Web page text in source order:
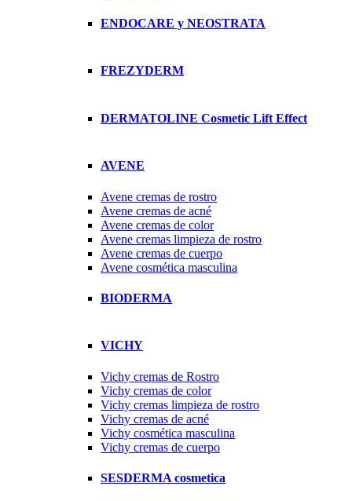
ENDOCARE y NEOSTRATA
FREZYDERM
DERMATOLINE Cosmetic Lift Effect
AVENE
Avene cremas de rostro
Avene cremas de acné
Avene cremas de color
Avene cremas limpieza de rostro
Avene cremas de cuerpo
Avene cosmética masculina
BIODERMA
VICHY
Vichy cremas de Rostro
Vichy cremas de color
Vichy cremas limpieza de rostro
Vichy cremas de acné
Vichy cosmética masculina
Vichy cremas de cuerpo
SESDERMA cosmetica